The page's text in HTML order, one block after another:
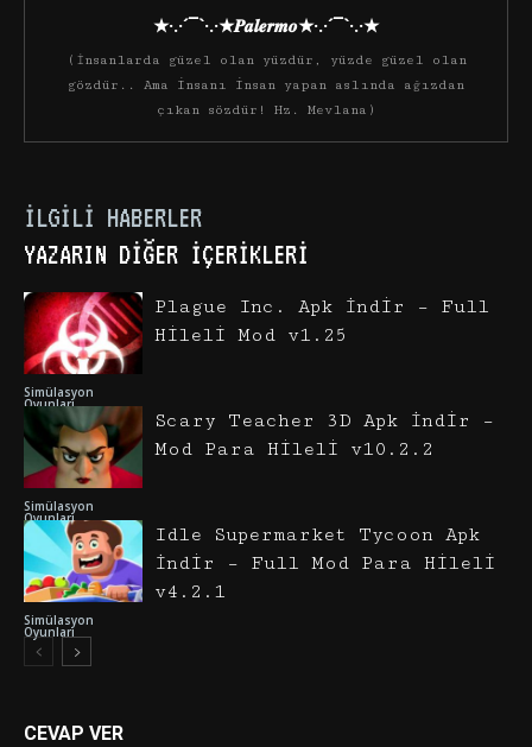
★·.·´¯`·.·★𝑷𝒂𝒍𝒆𝒓𝒎𝒐★·.·´¯`·.·★
(İnsanlarda güzel olan yüzdür, yüzde güzel olan
gözdür.. Ama insanı insan yapan aslında ağızdan
çıkan sözdür! Hz. Mevlana)
İLGILI HABERLER
YAZARIN DIĞER İÇERIKLERI
Simülasyon
Oyunları
Plague Inc. Apk İndir – Full
Hileli Mod v1.25
Simülasyon
Oyunları
Scary Teacher 3D Apk İndir –
Mod Para Hileli v10.2.2
Simülasyon
Oyunları
Idle Supermarket Tycoon Apk
İndir – Full Mod Para Hileli
v4.2.1
CEVAP VER